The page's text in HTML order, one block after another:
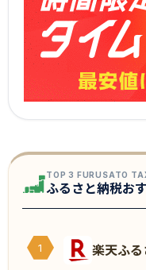
TOP 3 FURUSATO
ふるさと納税お
1 楽天ふ